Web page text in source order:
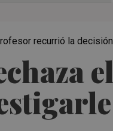
recurrió la